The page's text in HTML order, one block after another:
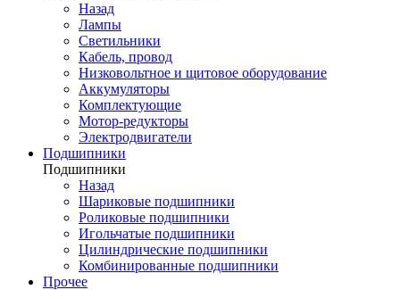
Назад
Лампы
Светильники
Кабель, провод
Низковольтное и щитовое оборудование
Аккумуляторы
Комплектующие
Мотор-редукторы
Электродвигатели
Подшипники
Подшипники
Назад
Шариковые подшипники
Роликовые подшипники
Игольчатые подшипники
Цилиндрические подшипники
Комбинированные подшипники
Прочее